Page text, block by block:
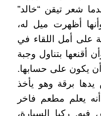
شعر تيقن “خالد”
أظهرت ميل له،
على أمل اللقاء في
أقنعها بتناول وجبة
يكون على حسابها.
برقة وهو يأخذ
أنه يعلم مطعم فاخر
ركبا السيارة،